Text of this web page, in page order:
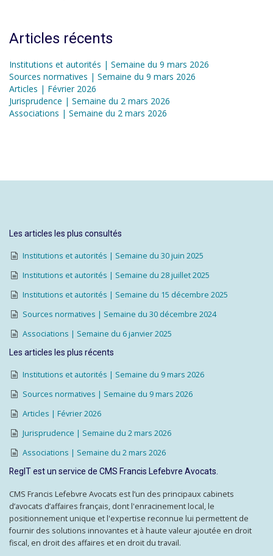
Articles récents
Institutions et autorités | Semaine du 9 mars 2026
Sources normatives | Semaine du 9 mars 2026
Articles | Février 2026
Jurisprudence | Semaine du 2 mars 2026
Associations | Semaine du 2 mars 2026
Les articles les plus consultés
Institutions et autorités | Semaine du 30 juin 2025
Institutions et autorités | Semaine du 28 juillet 2025
Institutions et autorités | Semaine du 15 décembre 2025
Sources normatives | Semaine du 30 décembre 2024
Associations | Semaine du 6 janvier 2025
Les articles les plus récents
Institutions et autorités | Semaine du 9 mars 2026
Sources normatives | Semaine du 9 mars 2026
Articles | Février 2026
Jurisprudence | Semaine du 2 mars 2026
Associations | Semaine du 2 mars 2026
RegIT est un service de CMS Francis Lefebvre Avocats.
CMS Francis Lefebvre Avocats est l’un des principaux cabinets
d’avocats d’affaires français, dont l'enracinement local, le
positionnement unique et l'expertise reconnue lui permettent de
fournir des solutions innovantes et à haute valeur ajoutée en droit
fiscal, en droit des affaires et en droit du travail.